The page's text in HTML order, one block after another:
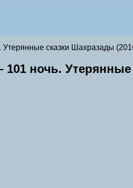
сказки Шахразады
ночь.